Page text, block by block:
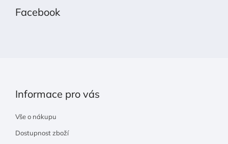
Facebook
Informace pro vás
Vše o nákupu
Dostupnost zboží